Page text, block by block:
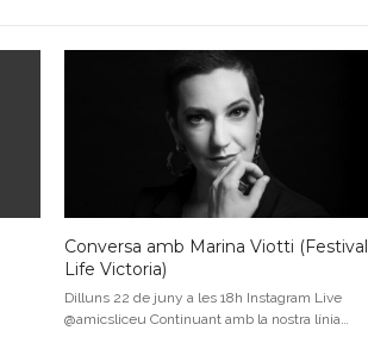
Conversa amb Marina Viotti (Festival
Life Victoria)
Dilluns 22 de juny a les 18h Instagram Live
@amicsliceu Continuant amb la nostra línia…